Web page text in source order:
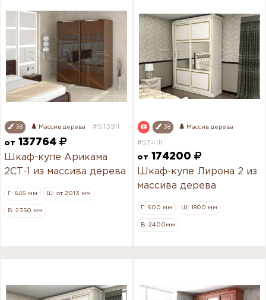
38 Массив дерева #ST3911
от
137764
Шкаф-купе Арикама
2СТ-1 из массива дерева
Г: 646 мм Ш: от 2013 мм
В: 2350 мм
38 Массив дерева
#ST4111
от
174200
Шкаф-купе Лирона 2 из
массива дерева
Г: 600 мм Ш: 1800 мм
В: 2400мм